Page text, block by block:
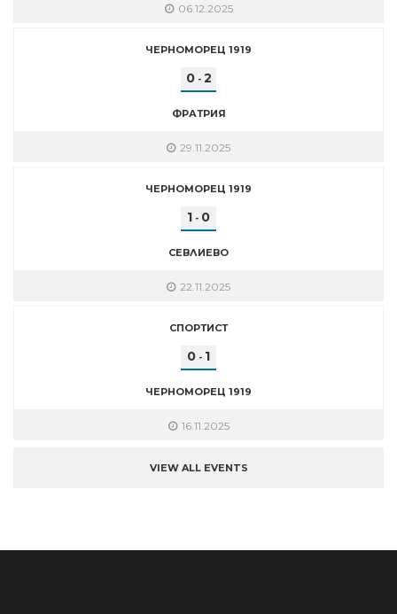
06.12.2025
ЧЕРНОМОРЕЦ 1919
0- 2
ФРАТРИЯ
29.11.2025
ЧЕРНОМОРЕЦ 1919
1 - 0
СЕВЛИЕВО
22.11.2025
СПОРТИСТ
0 - 1
ЧЕРНОМОРЕЦ 1919
16.11.2025
VIEW ALL EVENTS